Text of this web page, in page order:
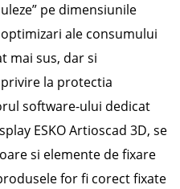
pe dimensiunile
ale consumului
mai sus, dar si
la protectia
software-ului dedicat
ESKO Artioscad 3D, se
si elemente de fixare
for fi corect fixate